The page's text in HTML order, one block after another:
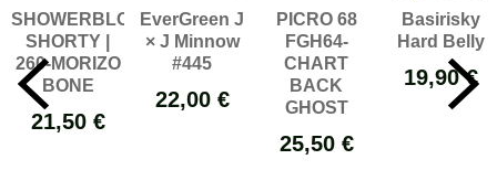
SHOWERBLOWS
SHORTY |
260-MORIZO
BONE
21,50 €
EverGreen J
× J Minnow
#445
22,00 €
PICRO 68
FGH64-
CHART
BACK
GHOST
25,50 €
Basirisky
Hard Belly
19,90 €